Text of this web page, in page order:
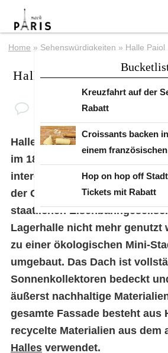
Kreuzfahrt auf der
Rabatt
Croissants backen
einem
Hop on hop off
Tickets mit Rabatt
Home » Sehenswürdigkeiten » Halle Pajol
Halle Pajol
Halle Pajol ist ein kaum
im 18. Arrondissement, der
interessant zu besuchen ist,
der Gegend bist. Früher war
staatlichen
Lagerhalle nicht mehr genutzt
zu einer ökologischen Mini-
umgebaut. Das Dach ist
Sonnenkollektoren bedeckt
äußerst nachhaltige
gesamte Fassade besteht aus
recycelte Materialien aus dem
Halles verwendet.